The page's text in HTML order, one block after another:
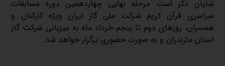
شایان ذکر است مرحله نهایی چهاردهمین دوره مسابقات
سراسری قرآن کریم شرکت ملی گاز ایران ویژه کارکنان و
همسران، روز‌های دوم تا پنجم خرداد ماه به میزبانی شرکت گاز
استان مازندران و به صورت حضوری برگزار خواهد شد.